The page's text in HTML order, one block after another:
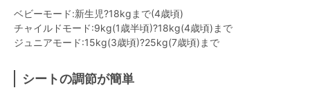
ベビーモード:新生児?18kgまで(4歳頃)
チャイルドモード:9kg(1歳半頃)?18kg(4歳頃)まで
ジュニアモード:15kg(3歳頃)?25kg(7歳頃)まで
シートの調節が簡単